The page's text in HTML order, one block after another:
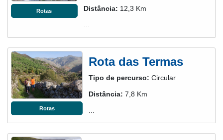
Rotas Distância: 12,3 Km
Rotas
Rota das Termas
Tipo de percurso: Circular
Distância: 7,8 Km